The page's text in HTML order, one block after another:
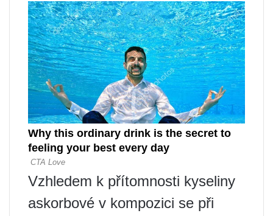
Vzhledem k přítomnosti kyseliny
askorbové v kompozici se při